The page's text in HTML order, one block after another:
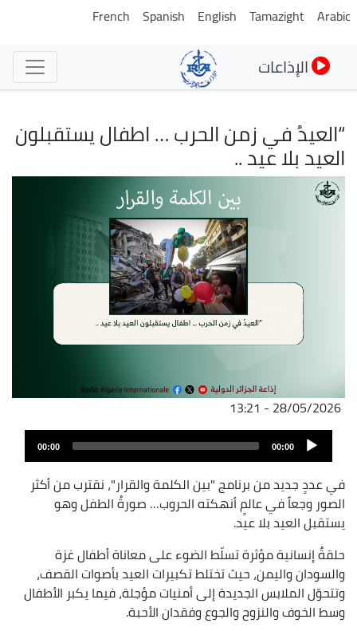
تجاوز
Arabic
Tamazight
English
Spanish
French
الإذاعات
“العيدُ في زمن الحرب … اطفال يستقبلون
العيد بلا عيد ..
الصورة
28/05/2026 - 13:21
ملف
الصوت
Audio
Player
00:00
00:00
في عددٍ جديد من برنامج "بين الكلمة والقرار"، نقترب من أكثر
الصور وجعاً في عالمٍ أنهكته الحروب… صورةُ الطفل وهو
يستقبل العيد بلا عيد.
حلقةٌ إنسانية مؤثرة تسلّط الضوء على معاناة أطفال غزة
والسودان واليمن، حيث تختلط تكبيرات العيد بأصوات القصف،
وتتحوّل الملابس الجديدة إلى أمنيات مؤجلة، فيما يكبر الأطفال
وسط الخوف والنزوح والجوع وفقدان الأحبة.